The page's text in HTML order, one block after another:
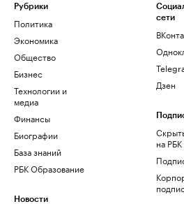
Рубрики
Политика
Экономика
Общество
Бизнес
Технологии и
медиа
Финансы
Биографии
База знаний
РБК Образование
Новости
сети
Дзен
на РБК